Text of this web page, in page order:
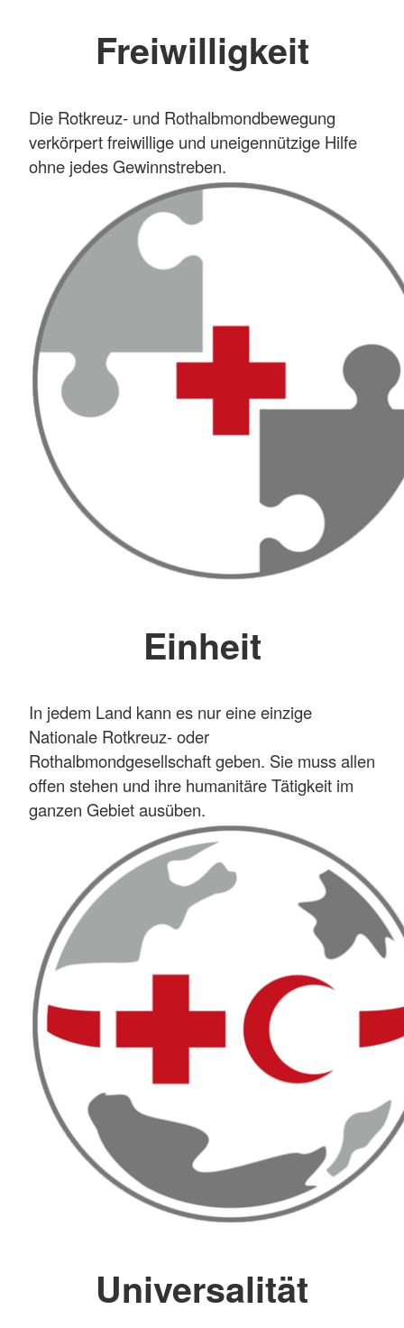
Freiwilligkeit
Die Rotkreuz- und Rothalbmondbewegung
verkörpert freiwillige und uneigennützige Hilfe
ohne jedes Gewinnstreben.
Einheit
In jedem Land kann es nur eine einzige
Nationale Rotkreuz- oder
Rothalbmondgesellschaft geben. Sie muss allen
offen stehen und ihre humanitäre Tätigkeit im
ganzen Gebiet ausüben.
Universalität